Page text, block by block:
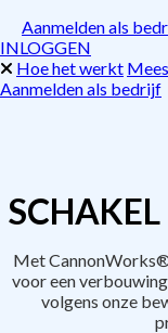
Aanmelden als
INLOGGEN
Hoe het werkt
Aanmelden als bedrijf
Met
voor een
volgens onze